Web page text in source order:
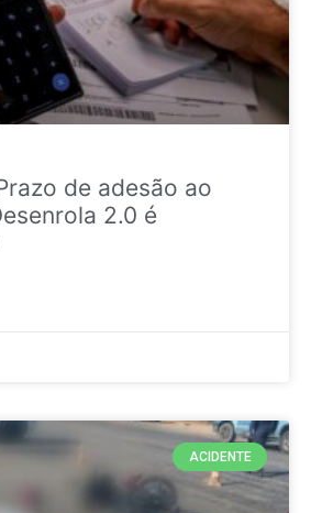
de adesão ao
2.0 é
ACIDENTE